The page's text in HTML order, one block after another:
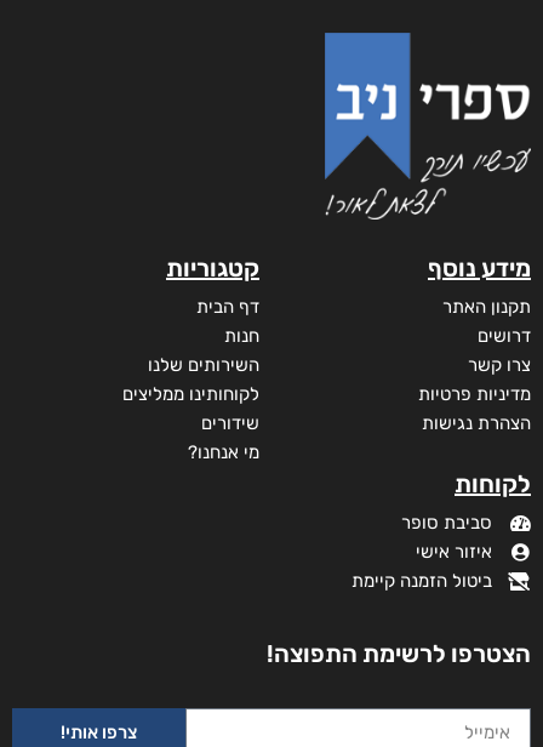
מידע נוסף
תקנון האתר
דרושים
צרו קשר
מדיניות פרטיות
הצהרת נגישות
לקוחות
סביבת סופר
איזור אישי
ביטול הזמנה קיימת
קטגוריות
דף הבית
חנות
השירותים שלנו
לקוחותינו ממליצים
שידורים
מי אנחנו?
הצטרפו לרשימת התפוצה!
צרפו אותי!